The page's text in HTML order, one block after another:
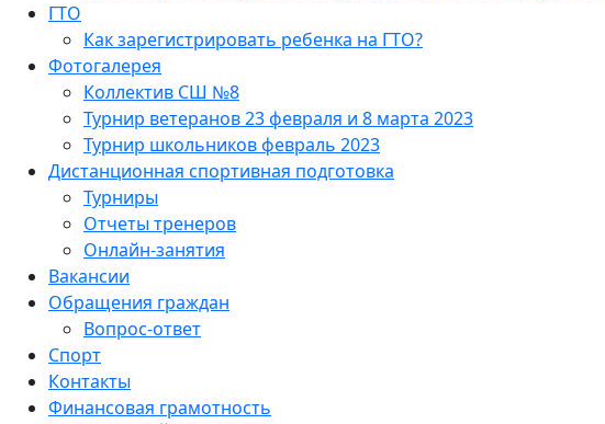
ГТО
Как зарегистрировать ребенка на ГТО?
Фотогалерея
Коллектив СШ №8
Турнир ветеранов 23 февраля и 8 марта 2023
Турнир школьников февраль 2023
Дистанционная спортивная подготовка
Турниры
Отчеты тренеров
Онлайн-занятия
Вакансии
Обращения граждан
Вопрос-ответ
Спорт
Контакты
Финансовая грамотность